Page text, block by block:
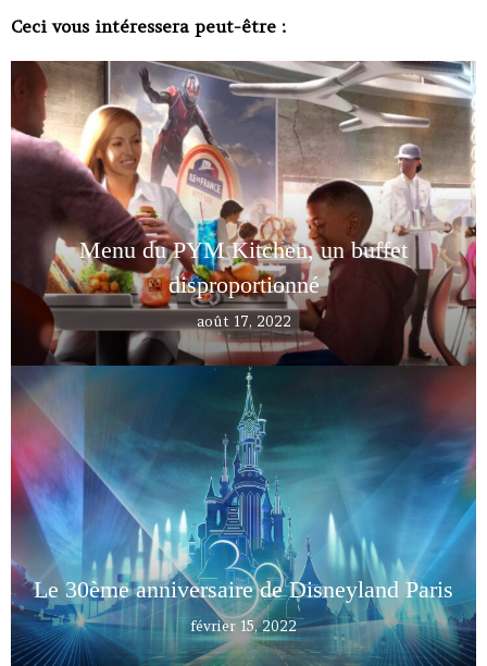
Ceci vous intéressera peut-être :
Menu du PYM Kitchen, un buffet
disproportionné
août 17, 2022
Le 30ème anniversaire de Disneyland Paris
février 15, 2022